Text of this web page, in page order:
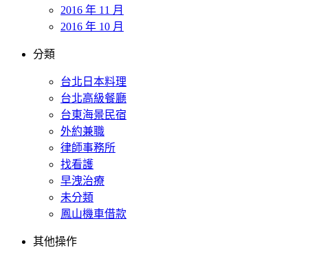
2016 年 11 月
2016 年 10 月
分類
台北日本料理
台北高級餐廳
台東海景民宿
外約兼職
律師事務所
找看護
早洩治療
未分類
鳳山機車借款
其他操作